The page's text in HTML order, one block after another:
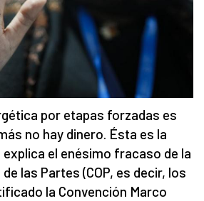
por etapas forzadas es
no hay dinero. Ésta es la
el enésimo fracaso de la
las Partes (COP, es decir, los
la Convención Marco